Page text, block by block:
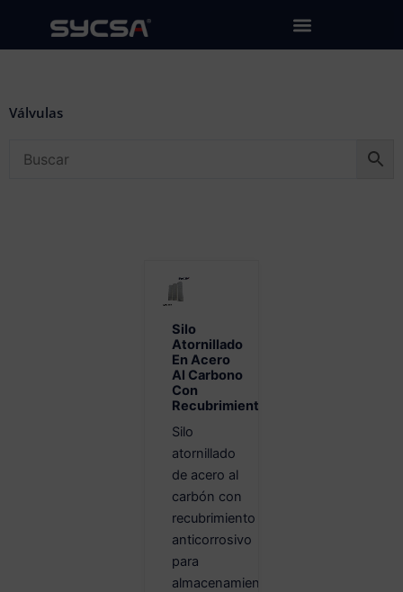
contenido
Válvulas
Silo
Atornillado
En Acero
Al Carbono
Con
Recubrimiento
Silo
atornillado
de acero al
carbón con
recubrimiento
anticorrosivo
para
almacenamiento